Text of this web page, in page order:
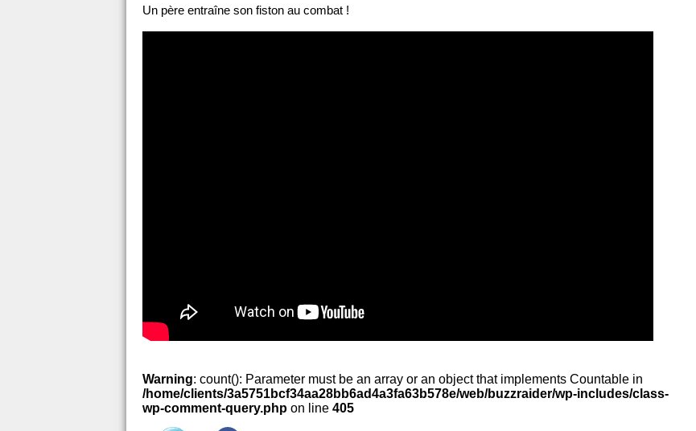
Un père entraîne son fiston au combat !
Warning: count(): Parameter must be an array or an object that implements Countable in
/home/clients/3a5751bcf34aa28bb6ad4a3fa63b578e/web/buzzraider/wp-includes/class-
wp-comment-query.php on line 405